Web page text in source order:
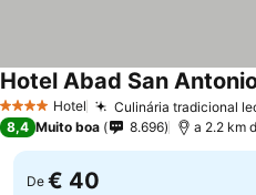
4 EstrelasHotel Culinária tradicional
Hotel Abad San
8,4 Muito boa 8.696 a 2.2 km
De € 40